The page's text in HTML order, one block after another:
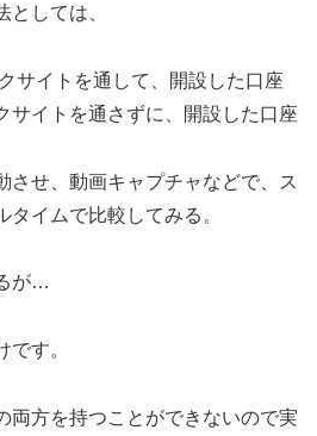
としては、
サイトを通して、開設した口座
サイトを通さずに、開設した口座
させ、動画キャプチャなどで、ス
イムで比較してみる。
が…
す。
両方を持つことができないので実